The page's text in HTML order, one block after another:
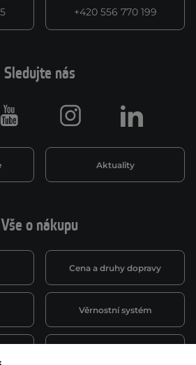
+420 556 770 199
Vše o nákupu
Cena a druhy dopravy
Věrnostní systém
Sledujte nás
Aktuality
Youtube Instagram LinkedIn